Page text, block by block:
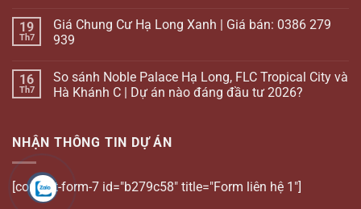
19
Th7
Giá Chung Cư Hạ Long Xanh | Giá bán: 0386 279
939
16
Th7
So sánh Noble Palace Hạ Long, FLC Tropical City và
Hà Khánh C | Dự án nào đáng đầu tư 2026?
NHẬN THÔNG TIN DỰ ÁN
[contact-form-7 id="b279c58" title="Form liên hệ 1"]